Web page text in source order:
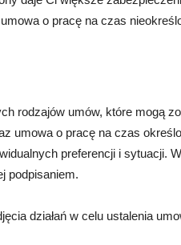
o pracę na czas
rodzajów umów, które mogą
umowa o pracę na czas
preferencji i sytuacji.
podpisaniem.
działań w celu ustalenia